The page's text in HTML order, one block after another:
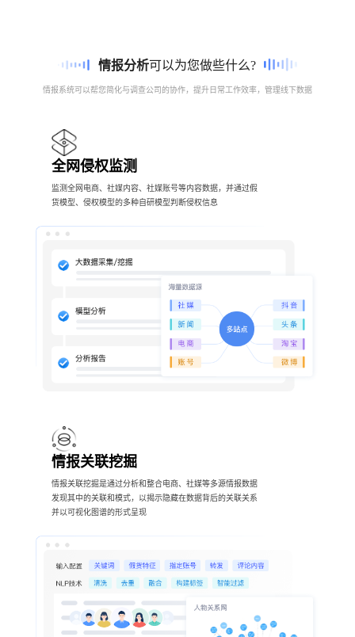
情报分析可以为您做些什么?
情报系统可以帮您简化与调查公司的协作，提升日常工作效率，管理线下数据
全网侵权监测
监测全网电商、社媒内容、社媒账号等内容数据，并通过假
货模型、侵权模型的多种自研模型判断侵权信息
情报关联挖掘
情报关联挖掘是通过分析和整合电商、社媒等多源情报数据
发现其中的关联和模式，以揭示隐藏在数据背后的关联关系
并以可视化图谱的形式呈现